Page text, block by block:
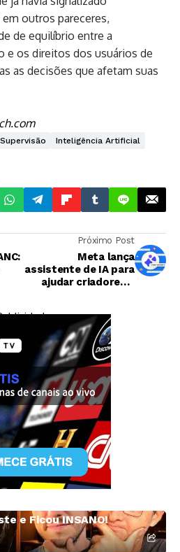
outros pareceres,
de equilíbrio entre a
e os direitos dos usuários de
as decisões que afetam suas
Inteligência Artificial
Próximo Post
Meta lança
assistente de IA para
ajudar criadores a
—
e Ficou INSANO!